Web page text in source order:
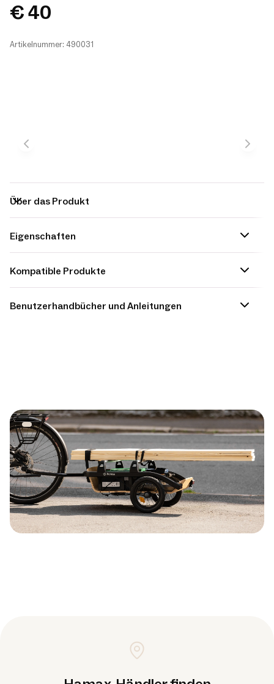
€ 40
Artikelnummer: 490031
Über das Produkt
Eigenschaften
Kompatible Produkte
Benutzerhandbücher und Anleitungen